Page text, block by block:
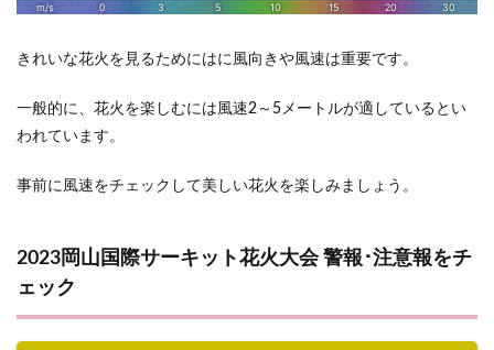
きれいな花火を見るためにはに風向きや風速は重要です。
一般的に、花火を楽しむには風速2～5メートルが適しているとい
われています。
事前に風速をチェックして美しい花火を楽しみましょう。
2023岡山国際サーキット花火大会 警報･注意報をチ
ェック